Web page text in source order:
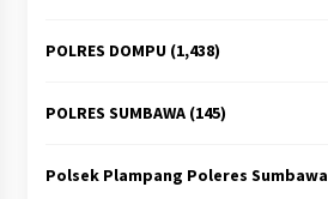
POLRES DOMPU(1,438)
POLRES SUMBAWA(145)
Polsek Plampang Poleres Sumbawa